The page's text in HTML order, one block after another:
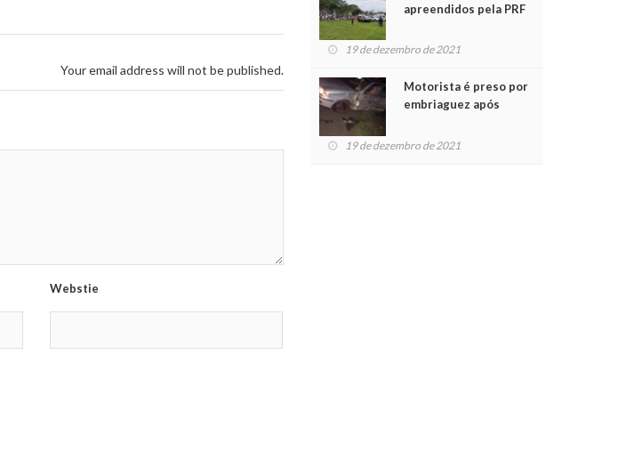
Your email address will not be published.
Webstie
apreendidos pela PRF
crianças no Natal
19 de dezembro de 2021
Motorista é preso por
embriaguez após
feridos
19 de dezembro de 2021